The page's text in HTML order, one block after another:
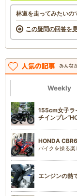
林道を走ってみたいの
この疑問の回答を
人気の記事 みんな
Weekly
155cm女子ラ
チインプレ
HONDA
バイクを操る
エンジンの熱